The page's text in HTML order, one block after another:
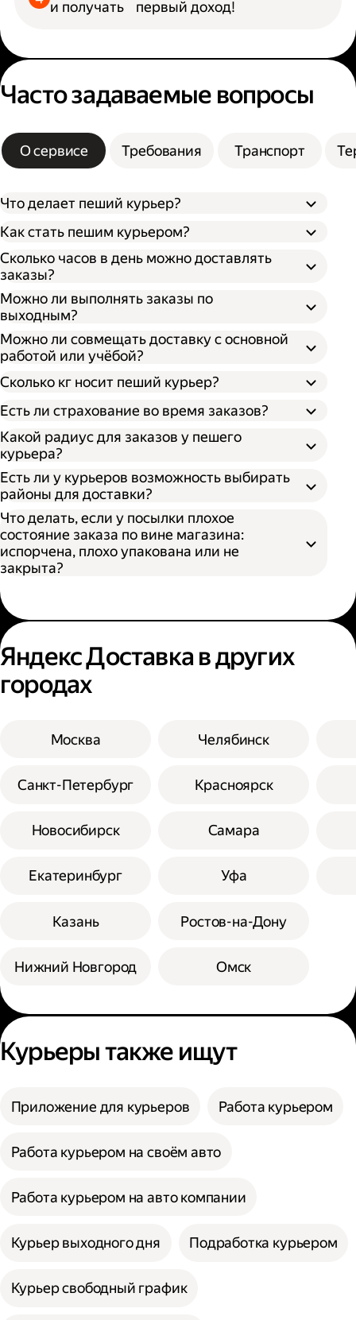
и получать первый доход!
Часто задаваемые вопросы
О сервисе Требования Транспорт
Что делает пеший курьер?
Как стать пешим курьером?
Сколько часов в день можно доставлять
заказы?
Можно ли выполнять заказы по
выходным?
Можно ли совмещать доставку с основной
работой или учёбой?
Сколько кг носит пеший курьер?
Есть ли страхование во время заказов?
Какой радиус для заказов у пешего
курьера?
Есть ли у курьеров возможность выбирать
районы для доставки?
Что делать, если у посылки плохое
состояние заказа по вине магазина:
испорчена, плохо упакована или не
закрыта?
Яндекс Доставка в других
городах
Москва
Санкт-Петербург
Новосибирск
Екатеринбург
Казань
Нижний Новгород
Челябинск
Красноярск
Самара
Уфа
Ростов-на-Дону
Омск
Курьеры также ищут
Приложение для курьеров Работа курьером
Работа курьером на своём авто
Работа курьером на авто компании
Курьер выходного дня Подработка курьером
Курьер свободный график